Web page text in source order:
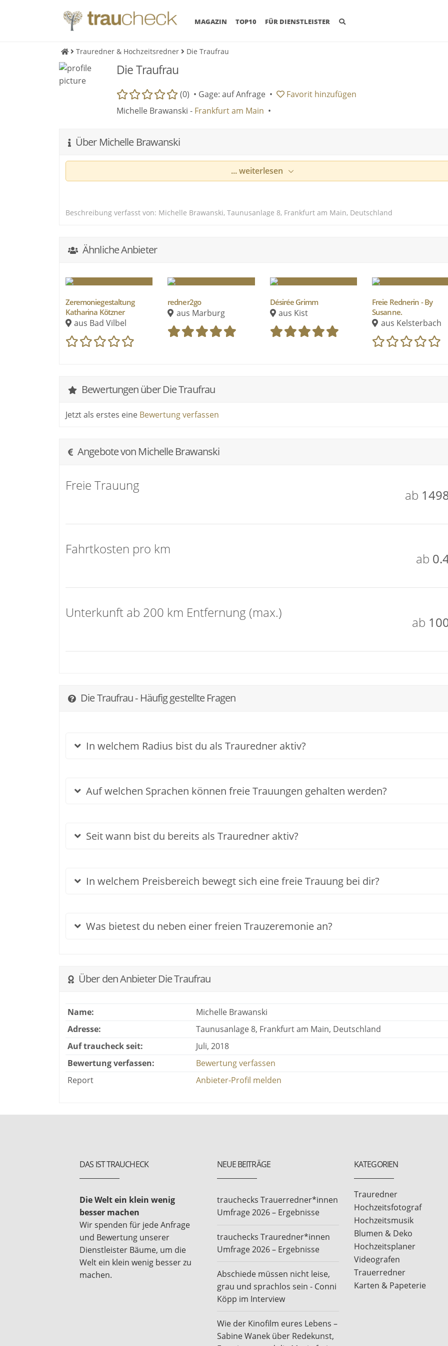
MAGAZIN (CURRENT)
TOP10 FÜR DIENSTLEISTER
Trauredner & Hochzeitsredner Die Traufrau
Die Traufrau
(0) • Gage: auf Anfrage • Favorit hinzufügen
Michelle Brawanski - Frankfurt am Main •
Über Michelle Brawanski
... weiterlesen
Beschreibung verfasst von: Michelle Brawanski, Taunusanlage 8, Frankfurt am Main, Deutschland
Ähnliche Anbieter
Zeremoniegestaltung
Katharina Kötzner
aus Bad Vilbel
redner2go
aus Marburg
Désirée Grimm
aus Kist
Freie Rednerin - By
Susanne.
aus Kelsterbach
Bewertungen über Die Traufrau
Jetzt als erstes eine Bewertung verfassen
Angebote von Michelle Brawanski
Freie Trauung
ab
Fahrtkosten pro km
ab
Unterkunft ab 200 km Entfernung (max.)
ab
Die Traufrau - Häufig gestellte Fragen
In welchem Radius bist du als Trauredner aktiv?
Auf welchen Sprachen können freie Trauungen gehalten werden?
Seit wann bist du bereits als Trauredner aktiv?
In welchem Preisbereich bewegt sich eine freie Trauung bei dir?
Was bietest du neben einer freien Trauzeremonie an?
Über den Anbieter Die Traufrau
Name:
Michelle Brawanski
Adresse:
Taunusanlage 8, Frankfurt am Main, Deutschland
Auf traucheck seit:
Juli, 2018
Bewertung verfassen:
Bewertung verfassen
Report
Anbieter-Profil melden
DAS IST TRAUCHECK
Die Welt ein klein wenig
besser machen
Wir spenden für jede Anfrage
und Bewertung unserer
Dienstleister Bäume, um die
Welt ein klein wenig besser zu
machen.
NEUE BEITRÄGE
trauchecks Trauerredner*innen
Umfrage 2026 – Ergebnisse
trauchecks Trauredner*innen
Umfrage 2026 – Ergebnisse
Abschiede müssen nicht leise,
grau und sprachlos sein - Conni
Köpp im Interview
Wie der Kinofilm eures Lebens –
Sabine Wanek über Redekunst,
KATEGORIEN
Trauredner
Hochzeitsfotograf
Hochzeitsmusik
Blumen & Deko
Hochzeitsplaner
Videografen
Trauerredner
Karten & Papeterie